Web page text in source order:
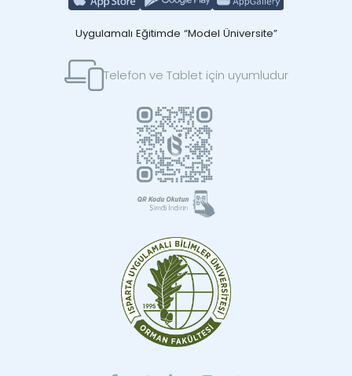
Uygulamalı Eğitimde “Model Üniversite”
Telefon ve Tablet için uyumludur